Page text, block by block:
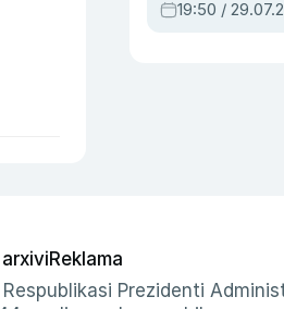
armiyasi bosh
19:50 /
Reklama
Prezidenti